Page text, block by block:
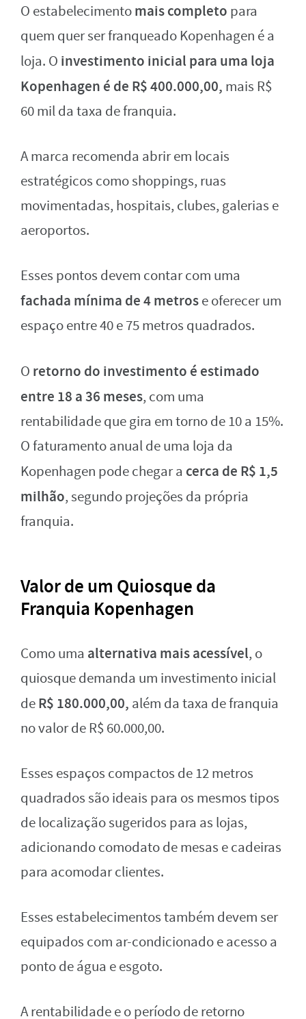
O estabelecimentomais completo para
quem quer ser franqueado Kopenhagen é a
loja. O investimento inicial para uma loja
Kopenhagen é de R$ 400.000,00, mais R$
60 mil da taxa de franquia.
A marca recomenda abrir em locais
estratégicos como shoppings, ruas
movimentadas, hospitais, clubes, galerias e
aeroportos.
Esses pontos devem contar com uma
fachada mínima de 4 metrose oferecer um
espaço entre 40 e 75 metros quadrados.
O retorno do investimento é estimado
entre 18 a 36 meses, com uma
rentabilidade que gira em torno de 10 a 15%.
O faturamento anual de uma loja da
Kopenhagen pode chegar a cerca de R$ 1,5
milhão, segundo projeções da própria
franquia.
Valor de um Quiosque da
Franquia Kopenhagen
Como uma alternativa mais acessível, o
quiosque demanda um investimento inicial
deR$ 180.000,00, além da taxa de franquia
no valor de R$ 60.000,00.
Esses espaços compactos de 12 metros
quadrados são ideais para os mesmos tipos
de localização sugeridos para as lojas,
adicionando comodato de mesas e cadeiras
para acomodar clientes.
Esses estabelecimentos também devem ser
equipados com ar-condicionado e acesso a
ponto de água e esgoto.
A rentabilidade e o período de retorno